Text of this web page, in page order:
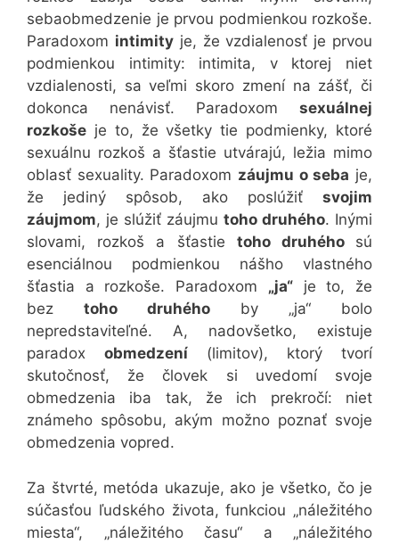
sebaobmedzenie je prvou podmienkou rozkoše.
Paradoxom intimityje, že vzdialenosť je prvou
podmienkou intimity: intimita, v ktorej niet
vzdialenosti, sa veľmi skoro zmení na zášť, či
dokonca nenávisť. Paradoxom sexuálnej
rozkoše je to, že všetky tie podmienky, ktoré
sexuálnu rozkoš a šťastie utvárajú, ležia mimo
oblasť sexuality. Paradoxom záujmu o seba je,
že jediný spôsob, ako poslúžiť svojim
záujmom, je slúžiť záujmu toho druhého. Inými
slovami, rozkoš a šťastie toho druhého sú
esenciálnou podmienkou nášho vlastného
šťastia a rozkoše. Paradoxom „ja“je to, že
bez toho druhého by „ja“ bolo
nepredstaviteľné. A, nadovšetko, existuje
paradox obmedzení (limitov), ktorý tvorí
skutočnosť, že človek si uvedomí svoje
obmedzenia iba tak, že ich prekročí: niet
známeho spôsobu, akým možno poznať svoje
obmedzenia vopred.
Za štvrté, metóda ukazuje, ako je všetko, čo je
súčasťou ľudského života, funkciou „náležitého
miesta“, „náležitého času“ a „náležitého